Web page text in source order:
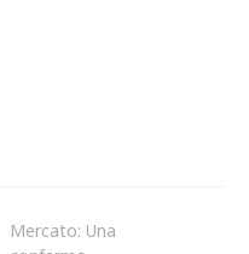
Mercato: Una